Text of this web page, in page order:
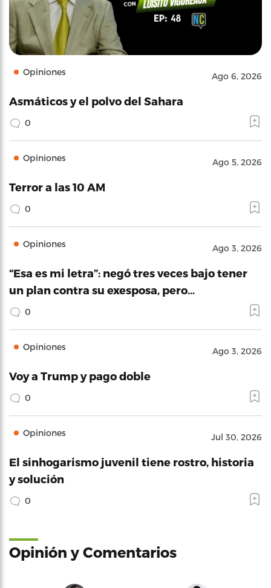
Opiniones Ago 6, 2026
Asmáticos y el polvo del Sahara
0
Opiniones Ago 5, 2026
Terror a las 10 AM
0
Opiniones Ago 3, 2026
“Esa es mi letra”: negó tres veces bajo tener
un plan contra su exesposa, pero…
0
Opiniones Ago 3, 2026
Voy a Trump y pago doble
0
Opiniones Jul 30, 2026
El sinhogarismo juvenil tiene rostro, historia
y solución
0
Opinión y Comentarios